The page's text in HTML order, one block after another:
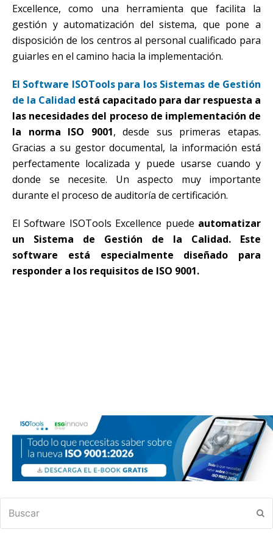
Excellence, como una herramienta que facilita la
gestión y automatización del sistema, que pone a
disposición de los centros al personal cualificado para
guiarles en el camino hacia la implementación.
El Software ISOTools para los Sistemas de Gestión
de la Calidad está capacitado para dar respuesta a
las necesidades del proceso de implementación de
la norma ISO 9001, desde sus primeras etapas.
Gracias a su gestor documental, la información está
perfectamente localizada y puede usarse cuando y
donde se necesite. Un aspecto muy importante
durante el proceso de auditoría de certificación.
El Software ISOTools Excellence puede automatizar
un Sistema de Gestión de la Calidad. Este
software está especialmente diseñado para
responder a los requisitos de ISO 9001.